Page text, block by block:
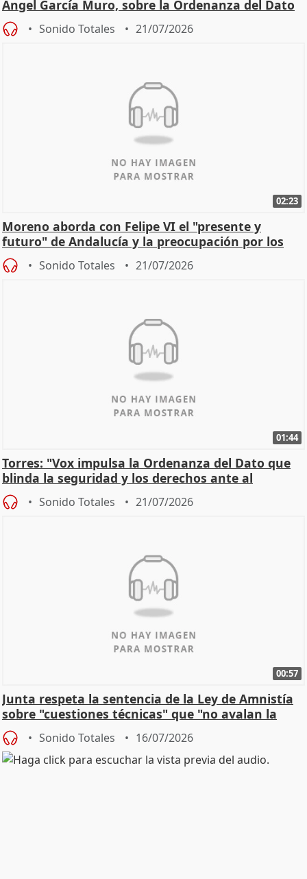
Ángel García Muro, sobre la Ordenanza del Dato
Sonido Totales 21/07/2026
02:23
Moreno aborda con Felipe VI el "presente y
futuro" de Andalucía y la preocupación por los
incendios
Sonido Totales 21/07/2026
01:44
Torres: "Vox impulsa la Ordenanza del Dato que
blinda la seguridad y los derechos ante al
control"
Sonido Totales 21/07/2026
00:57
Junta respeta la sentencia de la Ley de Amnistía
sobre "cuestiones técnicas" que "no avalan la
const
Sonido Totales 16/07/2026